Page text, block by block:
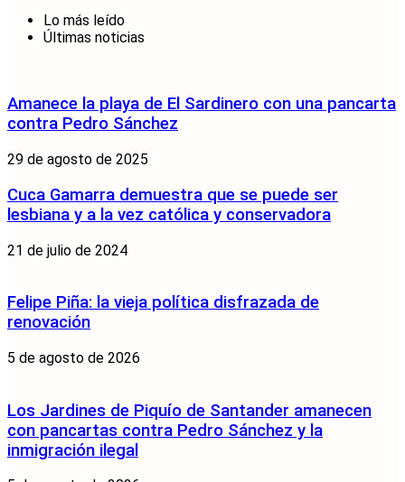
Lo más leído
Últimas noticias
Amanece la playa de El Sardinero con una pancarta
contra Pedro Sánchez
29 de agosto de 2025
Cuca Gamarra demuestra que se puede ser
lesbiana y a la vez católica y conservadora
21 de julio de 2024
Felipe Piña: la vieja política disfrazada de
renovación
5 de agosto de 2026
Los Jardines de Piquío de Santander amanecen
con pancartas contra Pedro Sánchez y la
inmigración ilegal